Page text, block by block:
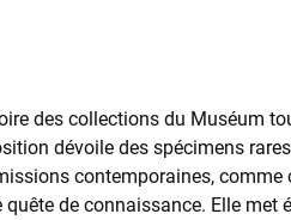
des collections du Muséum
dévoile des spécimens
contemporaines,
de connaissance. Elle met